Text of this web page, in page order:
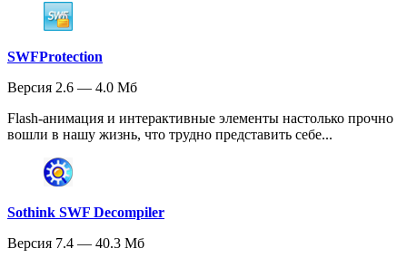
SWFProtection
Версия 2.6 — 4.0 Мб
Flash-анимация и интерактивные элементы настолько прочно
вошли в нашу жизнь, что трудно представить себе...
Sothink SWF Decompiler
Версия 7.4 — 40.3 Мб